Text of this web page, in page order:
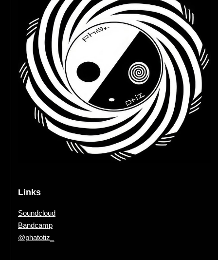
Links
Soundcloud
Bandcamp
@phatotiz_